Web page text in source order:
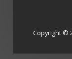
Copyright ©